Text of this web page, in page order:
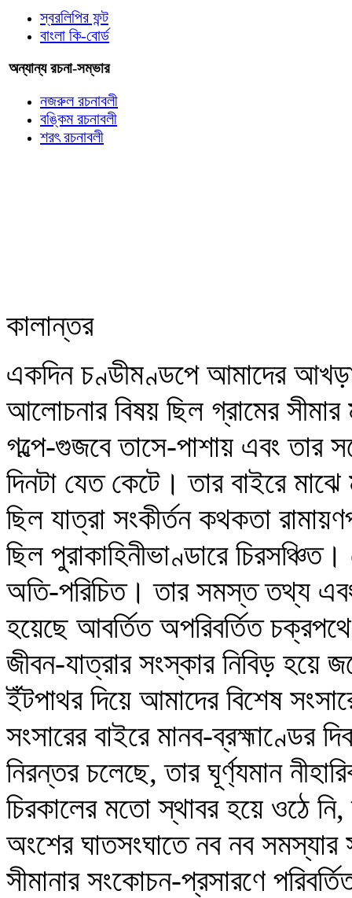
স্বরলিপির ফন্ট
বাংলা কি-বোর্ড
অন্যান্য রচনা-সম্ভার
নজরুল রচনাবলী
বঙ্কিম রচনাবলী
শরৎ রচনাবলী
কালান্তর
একদিন চণ্ডীমণ্ডপে আমাদের
আলোচনার বিষয় ছিল গ্রামের
গল্পে-গুজবে তাসে-পাশায় এবং তার
দিনটা যেত কেটে। তার বাইরে
ছিল যাত্রা সংকীর্তন কথকতা
ছিল পুরাকাহিনীভাণ্ডারে
অতি-পরিচিত। তার সমস্ত তথ্য এবং
হয়েছে আবর্তিত অপরিবর্তিত
জীবন-যাত্রার সংস্কার নিবিড়
ইঁটপাথর দিয়ে আমাদের বিশেষ
সংসারের বাইরে মানব-ব্রহ্মাণ্ডের
নিরন্তর চলেছে, তার ঘূর্ণ্যমান
চিরকালের মতো স্থাবর হয়ে ওঠে
অংশের ঘাতসংঘাতে নব নব সমস্যার
সীমানার সংকোচন-প্রসারণে